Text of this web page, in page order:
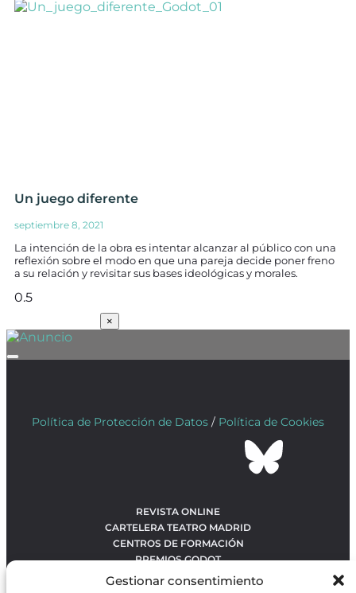
Gestionar consentimiento
Un juego diferente
septiembre 8, 2021
La intención de la obra es intentar alcanzar al público con una
reflexión sobre el modo en que una pareja decide poner freno
a su relación y revisitar sus bases ideológicas y morales.
×
Política de Protección de Datos / Política de Cookies
REVISTA ONLINE
CARTELERA TEATRO MADRID
CENTROS DE FORMACIÓN
PREMIOS GODOT